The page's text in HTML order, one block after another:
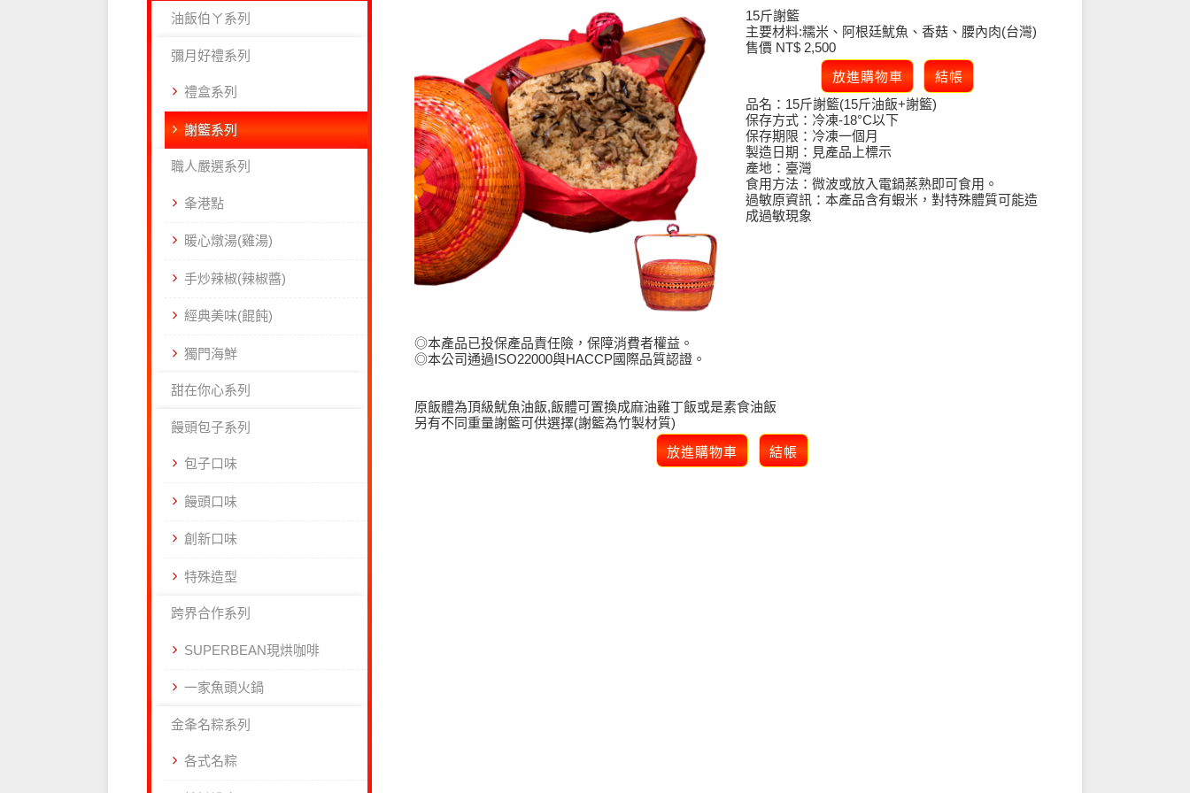
油飯伯ㄚ系列
彌月好禮系列
禮盒系列
謝籃系列
職人嚴選系列
夆港點
暖心燉湯(雞湯)
手炒辣椒(辣椒醬)
經典美味(餛飩)
獨門海鮮
甜在你心系列
饅頭包子系列
包子口味
饅頭口味
創新口味
特殊造型
跨界合作系列
SUPERBEAN現烘咖啡
一家魚頭火鍋
金夆名粽系列
各式名粽
15斤謝籃
主要材料:糯米、阿根廷魷魚、香菇、腰內肉(台灣)
售價 NT$ 2,500
品名：15斤謝籃(15斤油飯+謝籃)
保存方式：冷凍-18°C以下
保存期限：冷凍一個月
製造日期：見產品上標示
產地：臺灣
食用方法：微波或放入電鍋蒸熟即可食用。
過敏原資訊：本產品含有蝦米，對特殊體質可能造
成過敏現象
◎本產品已投保產品責任險，保障消費者權益。
◎本公司通過ISO22000與HACCP國際品質認證。
原飯體為頂級魷魚油飯,飯體可置換成麻油雞丁飯或是素食油飯
另有不同重量謝籃可供選擇(謝籃為竹製材質)